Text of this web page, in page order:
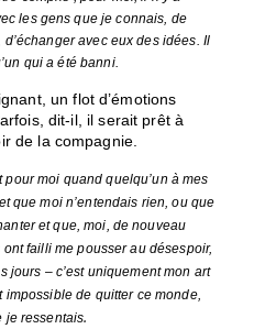
les gens que je connais, de
avec eux des idées. Il
qui a été banni.
un flot d’émotions
dit-il, il serait prêt à
de la compagnie.
moi quand quelqu’un à mes
que moi n’entendais rien, ou que
et que, moi, de nouveau
failli me pousser au désespoir,
jours – c’est uniquement mon art
impossible de quitter ce monde,
je ressentais.